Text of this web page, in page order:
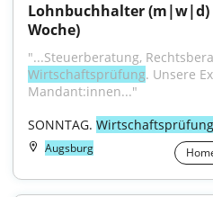
Lohnbuchhalter (m|w|d)
Woche)
Wirtschaftsprüfung. Unsere
Mandant:innen..."
SONNTAG. Wirtschaftsprüfung
Augsburg